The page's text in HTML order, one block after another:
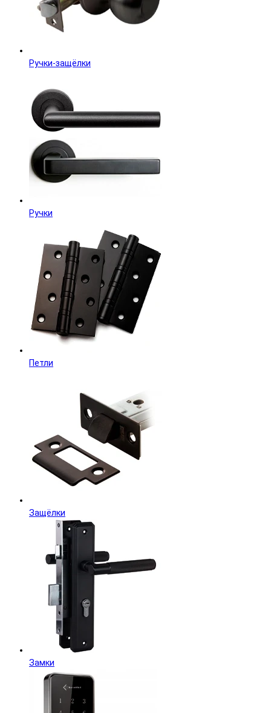
Ручки-защёлки
Ручки
Петли
Защёлки
Замки